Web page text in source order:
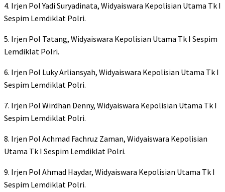
4. Irjen Pol Yadi Suryadinata, Widyaiswara Kepolisian Utama Tk I
Sespim Lemdiklat Polri.
5. Irjen Pol Tatang, Widyaiswara Kepolisian Utama Tk I Sespim
Lemdiklat Polri.
6. Irjen Pol Luky Arliansyah, Widyaiswara Kepolisian Utama Tk I
Sespim Lemdiklat Polri.
7. Irjen Pol Wirdhan Denny, Widyaiswara Kepolisian Utama Tk I
Sespim Lemdiklat Polri.
8. Irjen Pol Achmad Fachruz Zaman, Widyaiswara Kepolisian
Utama Tk I Sespim Lemdiklat Polri.
9. Irjen Pol Ahmad Haydar, Widyaiswara Kepolisian Utama Tk I
Sespim Lemdiklat Polri.